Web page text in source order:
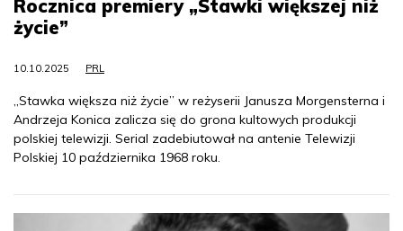
Rocznica premiery „Stawki większej niż
życie”
10.10.2025 PRL
„Stawka większa niż życie” w reżyserii Janusza Morgensterna i
Andrzeja Konica zalicza się do grona kultowych produkcji
polskiej telewizji. Serial zadebiutował na antenie Telewizji
Polskiej 10 października 1968 roku.